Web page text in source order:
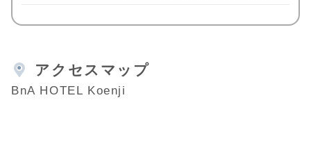
アクセスマップ
BnA HOTEL Koenji